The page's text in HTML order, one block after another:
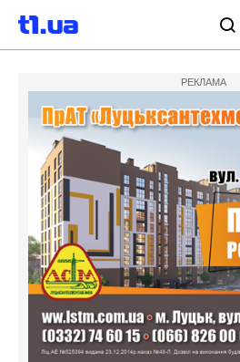
РЕКЛАМА